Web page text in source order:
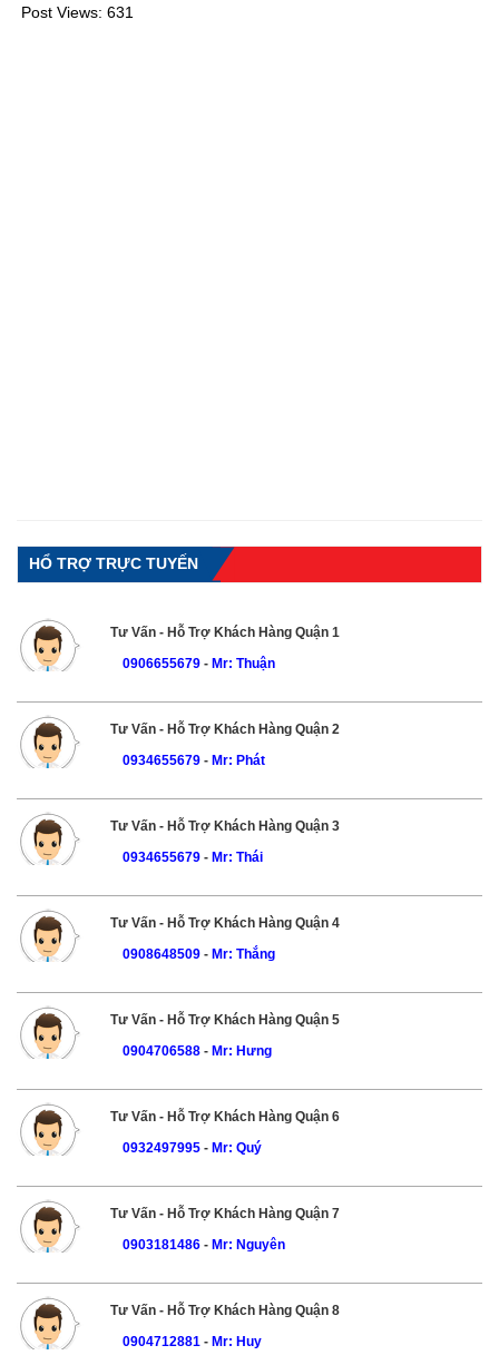
Post Views: 631
HỔ TRỢ TRỰC TUYẾN
Tư Vấn - Hỗ Trợ Khách Hàng Quận 1
0906655679 - Mr: Thuận
Tư Vấn - Hỗ Trợ Khách Hàng Quận 2
0934655679- Mr: Phát
Tư Vấn - Hỗ Trợ Khách Hàng Quận 3
0934655679- Mr: Thái
Tư Vấn - Hỗ Trợ Khách Hàng Quận 4
0908648509- Mr: Thắng
Tư Vấn - Hỗ Trợ Khách Hàng Quận 5
0904706588- Mr: Hưng
Tư Vấn - Hỗ Trợ Khách Hàng Quận 6
0932497995- Mr: Quý
Tư Vấn - Hỗ Trợ Khách Hàng Quận 7
0903181486- Mr: Nguyên
Tư Vấn - Hỗ Trợ Khách Hàng Quận 8
0904712881- Mr: Huy